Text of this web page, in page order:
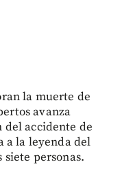
la muerte de
avanza
accidente de
a la leyenda del
personas.